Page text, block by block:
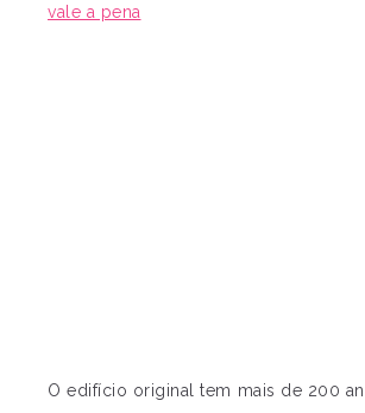
vale a pena
O edifício original tem mais de 200